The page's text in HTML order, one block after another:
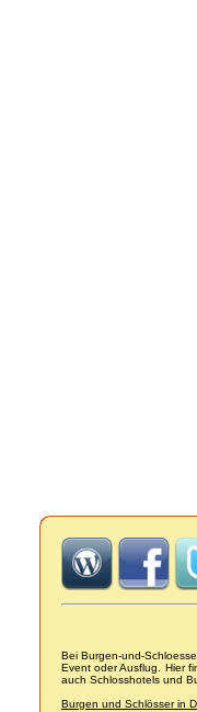
Bei Burgen-und-
Event oder Ausflug. Hier
auch Schlosshotels und
Burgen und Schlösser in